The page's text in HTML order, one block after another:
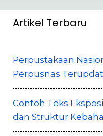
Artikel Terbaru
Perpustakaan
Perpusnas
Contoh Teks
dan Struktur